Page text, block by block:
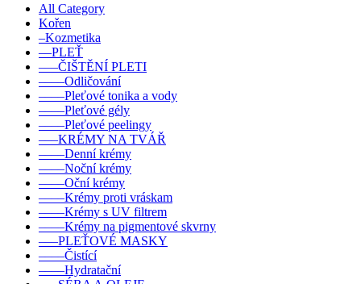
All Category
Kořen
–Kozmetika
––PLEŤ
–––ČIŠTĚNÍ PLETI
––––Odličování
––––Pleťové tonika a vody
––––Pleťové gély
––––Pleťové peelingy
–––KRÉMY NA TVÁŘ
––––Denní krémy
––––Noční krémy
––––Oční krémy
––––Krémy proti vráskam
––––Krémy s UV filtrem
––––Krémy na pigmentové skvrny
–––PLEŤOVÉ MASKY
––––Čistící
––––Hydratační